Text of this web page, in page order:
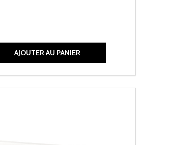
DE UNDEFINED
LA QUANTITÉ DE UNDEFINED
AJOUTER AU PANIER